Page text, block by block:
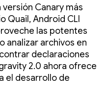
Canary más
Quail, Android CLI
las potentes
analizar archivos en
declaraciones
2.0 ahora ofrece
el desarrollo de